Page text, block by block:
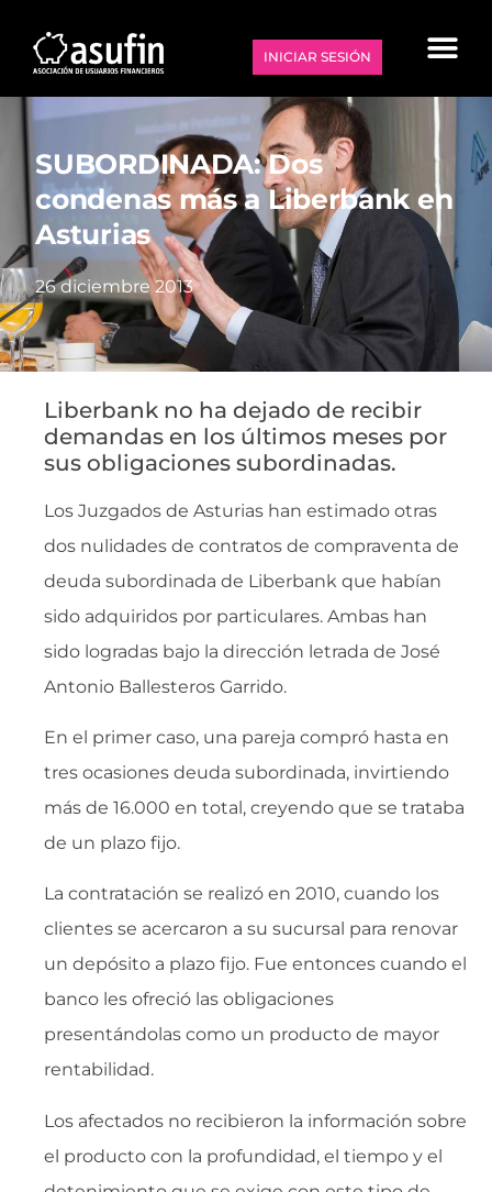
INICIAR SESIÓN
SUBORDINADA: Dos
condenas más a Liberbank en
Asturias
26 diciembre 2013
Liberbank no ha dejado de recibir
demandas en los últimos meses por
sus obligaciones subordinadas.
Los Juzgados de Asturias han estimado otras
dos nulidades de contratos de compraventa de
deuda subordinada de Liberbank que habían
sido adquiridos por particulares. Ambas han
sido logradas bajo la dirección letrada de José
Antonio Ballesteros Garrido.
En el primer caso, una pareja compró hasta en
tres ocasiones deuda subordinada, invirtiendo
más de 16.000 en total, creyendo que se trataba
de un plazo fijo.
La contratación se realizó en 2010, cuando los
clientes se acercaron a su sucursal para renovar
un depósito a plazo fijo. Fue entonces cuando el
banco les ofreció las obligaciones
presentándolas como un producto de mayor
rentabilidad.
Los afectados no recibieron la información sobre
el producto con la profundidad, el tiempo y el